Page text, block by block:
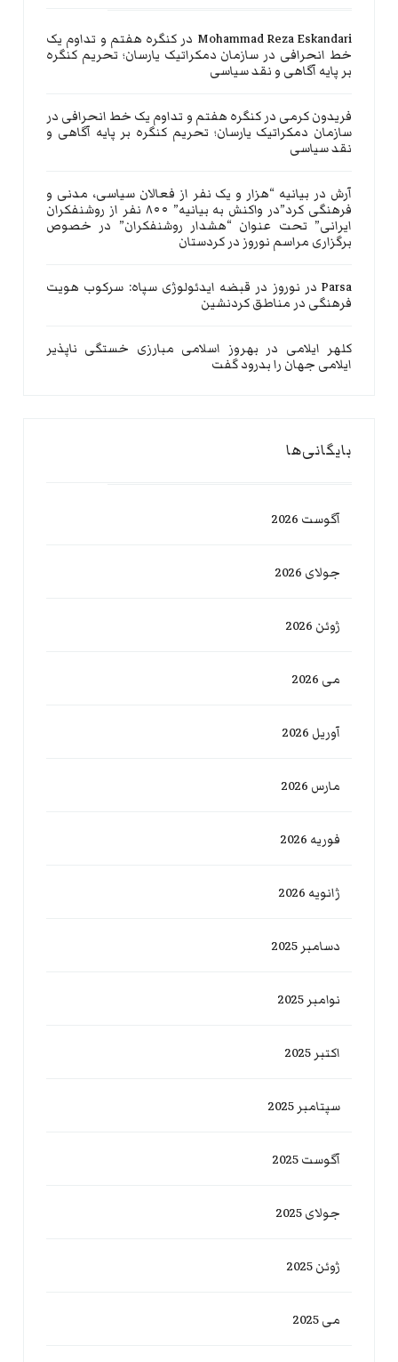
Mohammad Reza Eskandari در کنگره هفتم و تداوم یک
خط انحرافی در سازمان دمکراتیک یارسان؛ تحریم کنگره
بر پایه آگاهی و نقد سیاسی
فریدون کرمی درکنگره هفتم و تداوم یک خط انحرافی در
سازمان دمکراتیک یارسان؛ تحریم کنگره بر پایه آگاهی و
نقد سیاسی
آرش در بیانیه “هزار و یک نفر از فعالان سیاسی، مدنی و
فرهنگی کرد”در واکنش به بیانیه” ۸۰۰ نفر از روشنفکران
ایرانی” تحت عنوان “هشدار روشنفکران” در خصوص
برگزاری مراسم نوروز در کردستان
Parsa در نوروز در قبضه ایدئولوژی سپاه: سرکوب هویت
فرهنگی در مناطق کردنشین
کلهر ایلامی در بهروز اسلامی مبارزی خستگی ناپذیر
ایلامی جهان را بدرود گفت
بایگانی‌ها
آگوست 2026
جولای 2026
ژوئن 2026
می 2026
آوریل 2026
مارس 2026
فوریه 2026
ژانویه 2026
دسامبر 2025
نوامبر 2025
اکتبر 2025
سپتامبر 2025
آگوست 2025
جولای 2025
ژوئن 2025
می 2025